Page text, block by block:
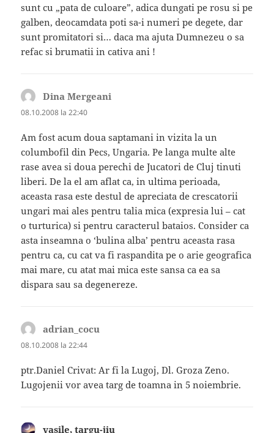
sunt cu „pata de culoare”, adica dungati pe rosu si pe
galben, deocamdata poti sa-i numeri pe degete, dar
sunt promitatori si… daca ma ajuta Dumnezeu o sa
refac si brumatii in cativa ani !
Dina Mergeani
08.10.2008 la 22:40
Am fost acum doua saptamani in vizita la un
columbofil din Pecs, Ungaria. Pe langa multe alte
rase avea si doua perechi de Jucatori de Cluj tinuti
liberi. De la el am aflat ca, in ultima perioada,
aceasta rasa este destul de apreciata de crescatorii
ungari mai ales pentru talia mica (expresia lui – cat
o turturica) si pentru caracterul bataios. Consider ca
asta inseamna o ‘bulina alba’ pentru aceasta rasa
pentru ca, cu cat va fi raspandita pe o arie geografica
mai mare, cu atat mai mica este sansa ca ea sa
dispara sau sa degenereze.
adrian_cocu
08.10.2008 la 22:44
ptr.Daniel Crivat: Ar fi la Lugoj, Dl. Groza Zeno.
Lugojenii vor avea targ de toamna in 5 noiembrie.
vasile, targu-jiu